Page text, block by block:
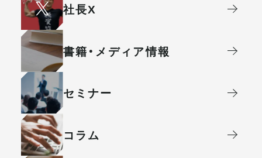
社⻑X
書籍・メディア情報
セミナー
コラム